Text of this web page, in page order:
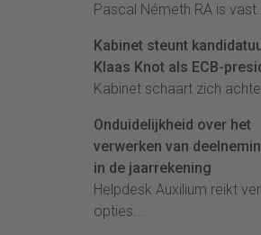
Pascal Németh RA is
Kabinet steunt
Klaas Knot als ECB-
Kabinet schaart zich
Onduidelijkheid over het
verwerken van
in de jaarrekening
Helpdesk Auxilium reikt
opties...